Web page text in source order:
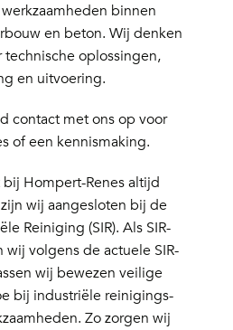
binnen
en beton. Wij denken
technische oplossingen,
en uitvoering.
contact met ons op voor
of een kennismaking.
Hompert-Renes altijd
wij aangesloten bij de
Reiniging (SIR). Als SIR-
volgens de actuele SIR-
wij bewezen veilige
bij industriële reinigings-
Zo zorgen wij